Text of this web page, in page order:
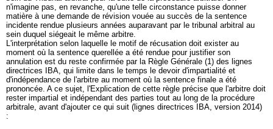
n'imagine pas, en revanche, qu'une telle circonstance puisse donner
matière à une demande de révision vouée au succès de la sentence
incidente rendue plusieurs années auparavant par le tribunal arbitral au
sein duquel siégeait le même arbitre.
L'interprétation selon laquelle le motif de récusation doit exister au
moment où la sentence querellée a été rendue pour justifier son
annulation est du reste confirmée par la Règle Générale (1) des lignes
directrices IBA, qui limite dans le temps le devoir d'impartialité et
d'indépendance de l'arbitre au moment où la sentence finale a été
prononcée. A ce sujet, l'Explication de cette règle précise que l'arbitre doit
rester impartial et indépendant des parties tout au long de la procédure
arbitrale, avant d'ajouter ce qui suit (lignes directrices IBA, version 2014)
: